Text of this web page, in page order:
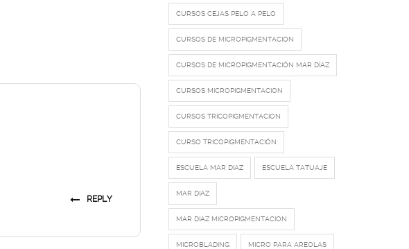
REPLY
CURSOS CEJAS PELO A PELO
CURSOS DE MICROPIGMENTACION
CURSOS DE MICROPIGMENTACIÓN MAR DÍAZ
CURSOS MICROPIGMENTACION
CURSOS TRICOPIGMENTACION
CURSO TRICOPIGMENTACIÓN
ESCUELA MAR DIAZ ESCUELA TATUAJE
MAR DIAZ
MAR DIAZ MICROPIGMENTACION
MICROBLADING MICRO PARA AREOLAS